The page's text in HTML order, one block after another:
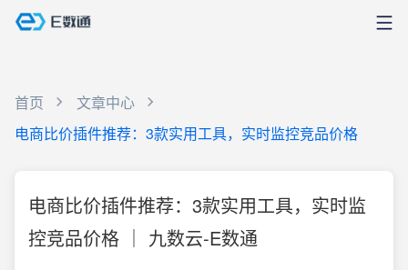
首页
文章中心
电商比价插件推荐：3款实用工具，实时监控竞品价格
电商比价插件推荐：3款实用工具，实时监
控竞品价格 ｜ 九数云-E数通